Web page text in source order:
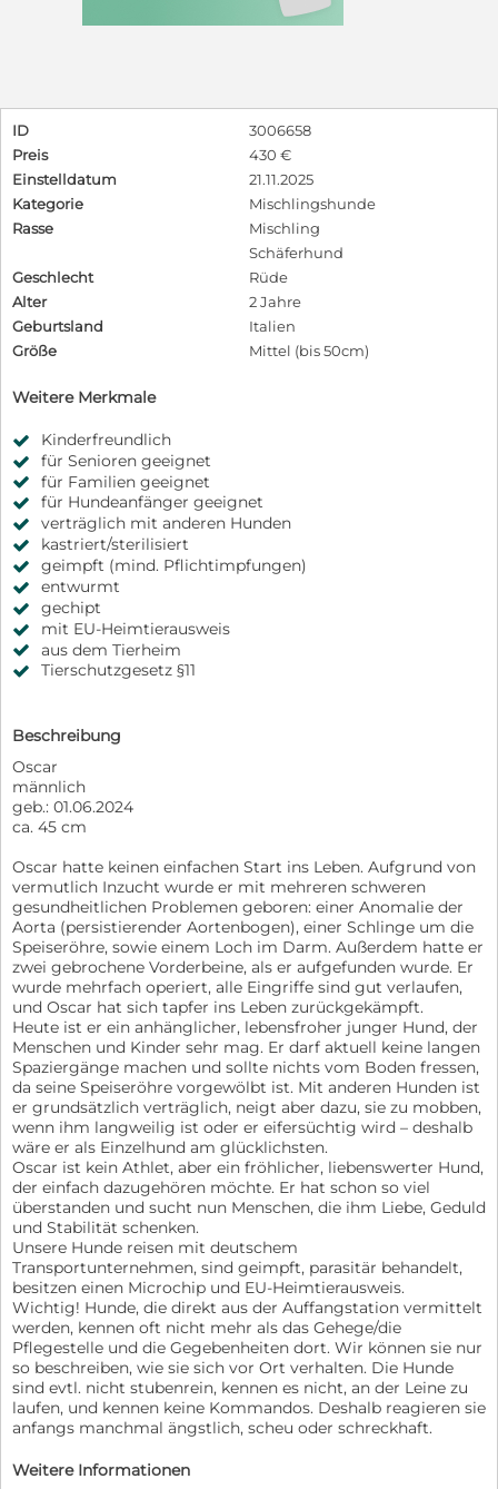
ID
3006658
Preis
430 €
Einstelldatum
21.11.2025
Kategorie
Mischlingshunde
Rasse
Mischling
Schäferhund
Geschlecht
Rüde
Alter
2 Jahre
Geburtsland
Italien
Größe
Mittel (bis 50cm)
Weitere Merkmale
Kinderfreundlich
für Senioren geeignet
für Familien geeignet
für Hundeanfänger geeignet
verträglich mit anderen Hunden
kastriert/sterilisiert
geimpft (mind. Pflichtimpfungen)
entwurmt
gechipt
mit EU-Heimtierausweis
aus dem Tierheim
Tierschutzgesetz §11
Beschreibung
Oscar
männlich
geb.: 01.06.2024
ca. 45 cm
Oscar hatte keinen einfachen Start ins Leben. Aufgrund von
vermutlich Inzucht wurde er mit mehreren schweren
gesundheitlichen Problemen geboren: einer Anomalie der
Aorta (persistierender Aortenbogen), einer Schlinge um die
Speiseröhre, sowie einem Loch im Darm. Außerdem hatte er
zwei gebrochene Vorderbeine, als er aufgefunden wurde. Er
wurde mehrfach operiert, alle Eingriffe sind gut verlaufen,
und Oscar hat sich tapfer ins Leben zurückgekämpft.
Heute ist er ein anhänglicher, lebensfroher junger Hund, der
Menschen und Kinder sehr mag. Er darf aktuell keine langen
Spaziergänge machen und sollte nichts vom Boden fressen,
da seine Speiseröhre vorgewölbt ist. Mit anderen Hunden ist
er grundsätzlich verträglich, neigt aber dazu, sie zu mobben,
wenn ihm langweilig ist oder er eifersüchtig wird – deshalb
wäre er als Einzelhund am glücklichsten.
Oscar ist kein Athlet, aber ein fröhlicher, liebenswerter Hund,
der einfach dazugehören möchte. Er hat schon so viel
überstanden und sucht nun Menschen, die ihm Liebe, Geduld
und Stabilität schenken.
Unsere Hunde reisen mit deutschem
Transportunternehmen, sind geimpft, parasitär behandelt,
besitzen einen Microchip und EU-Heimtierausweis.
Wichtig! Hunde, die direkt aus der Auffangstation vermittelt
werden, kennen oft nicht mehr als das Gehege/die
Pflegestelle und die Gegebenheiten dort. Wir können sie nur
so beschreiben, wie sie sich vor Ort verhalten. Die Hunde
sind evtl. nicht stubenrein, kennen es nicht, an der Leine zu
laufen, und kennen keine Kommandos. Deshalb reagieren sie
anfangs manchmal ängstlich, scheu oder schreckhaft.
Weitere Informationen